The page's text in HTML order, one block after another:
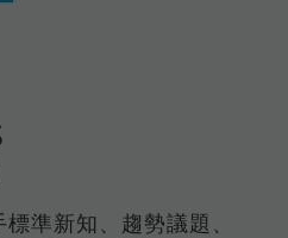
準新知、趨勢議題、